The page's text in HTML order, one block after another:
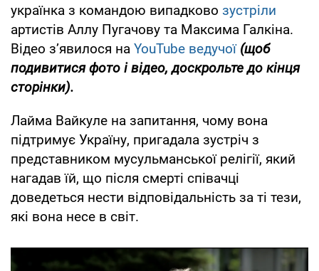
українка з командою випадково зустріли
артистів Аллу Пугачову та Максима Галкіна.
Відео зʼявилося на YouTube ведучої (щоб
подивитися фото і відео, доскрольте до кінця
сторінки).
Лайма Вайкуле на запитання, чому вона
підтримує Україну, пригадала зустріч з
представником мусульманської релігії, який
нагадав їй, що після смерті співачці
доведеться нести відповідальність за ті тези,
які вона несе в світ.